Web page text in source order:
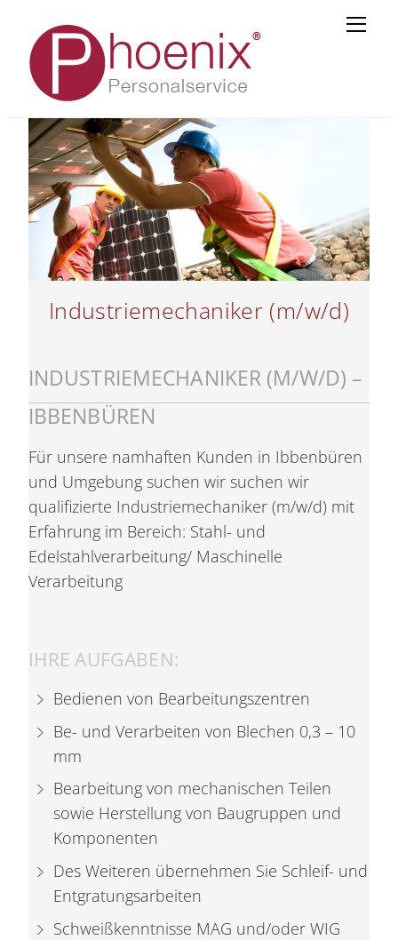
content
Industriemechaniker (m/w/d)
INDUSTRIEMECHANIKER (M/W/D) –
IBBENBÜREN
Für unsere namhaften Kunden in Ibbenbüren
und Umgebung suchen wir suchen wir
qualifizierte Industriemechaniker (m/w/d) mit
Erfahrung im Bereich: Stahl- und
Edelstahlverarbeitung/ Maschinelle
Verarbeitung
IHRE AUFGABEN:
Bedienen von Bearbeitungszentren
Be- und Verarbeiten von Blechen 0,3 – 10
mm
Bearbeitung von mechanischen Teilen
sowie Herstellung von Baugruppen und
Komponenten
Des Weiteren übernehmen Sie Schleif- und
Entgratungsarbeiten
Schweißkenntnisse MAG und/oder WIG